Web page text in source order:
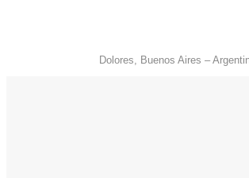
Dolores, Buenos Aires –